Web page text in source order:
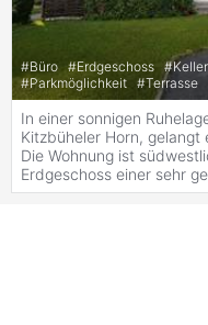
#Büro #Erdgeschoss #
#Parkmöglichkeit #Terrasse
In einer sonnigen
Kitzbüheler Horn, gelangt
Die Wohnung ist
Erdgeschoss einer sehr